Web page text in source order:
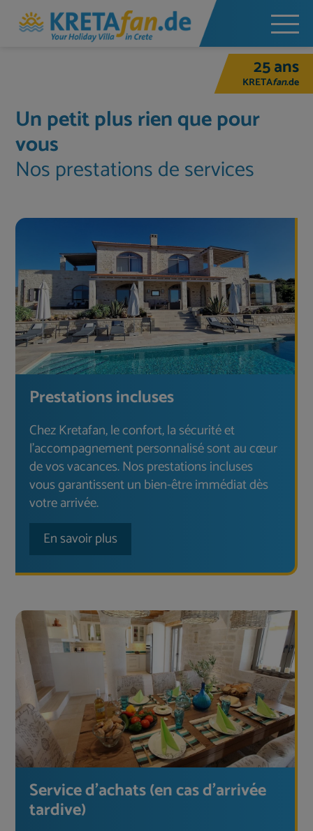
25 ans
KRETAfan.de
Un petit plus rien que pour
vous
Nos prestations de services
Prestations incluses
Chez Kretafan, le confort, la sécurité et
l'accompagnement personnalisé sont au cœur
de vos vacances. Nos prestations incluses
vous garantissent un bien-être immédiat dès
votre arrivée.
En savoir plus
Service d'achats (en cas d'arrivée
tardive)